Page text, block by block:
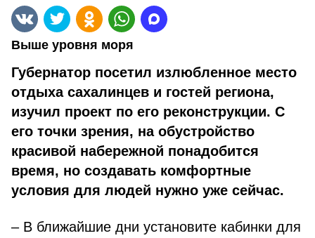
Выше уровня моря
Губернатор посетил излюбленное место
отдыха сахалинцев и гостей региона,
изучил проект по его реконструкции. С
его точки зрения, на обустройство
красивой набережной понадобится
время, но создавать комфортные
условия для людей нужно уже сейчас.
– В ближайшие дни установите кабинки для